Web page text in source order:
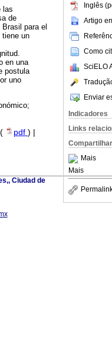
Inglês
Artigo
Como
SciELO
Enviar
Indicadores
Links
Compartilhar
Mais
Mais
las
de
para el
tiene un
en una
postula
uno
pdf ) |
Ciudad de